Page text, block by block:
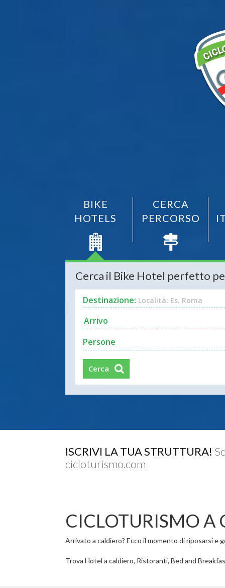
BIKE
HOTELS
CERCA
PERCORSO
Cerca il Bike Hotel perfetto
Destinazione: Località: Es. Roma
Persone
Cerca
ISCRIVI LA TUA STRUTTURA!
cicloturismo.com
CICLOTURISMO A
Arrivato a caldiero? Ecco il momento di riposarsi e
Trova Hotel a caldiero, Ristoranti, Bed and